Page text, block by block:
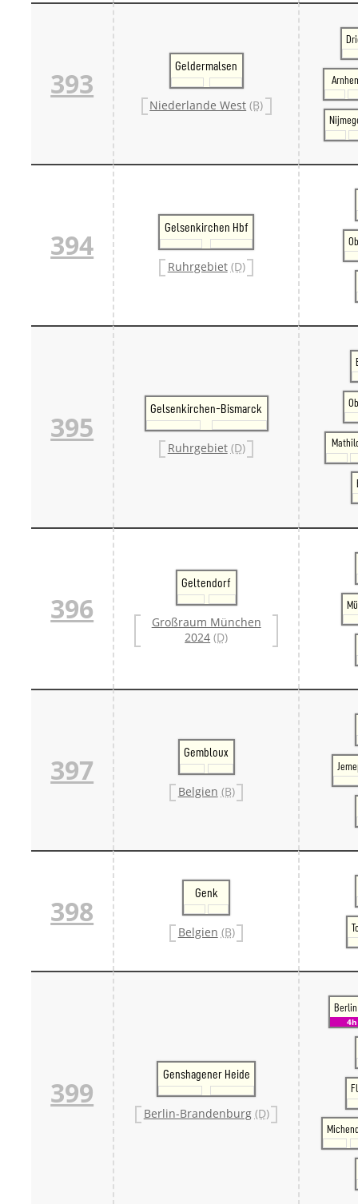
393
Geldermalsen
Niederlande West (B)
394
Gelsenkirchen Hbf
Ruhrgebiet (D)
395
Gelsenkirchen-Bismarck
Ruhrgebiet (D)
396
Geltendorf
Großraum München
2024 (D)
397
Gembloux
Belgien (B)
398
Genk
Belgien (B)
399
Genshagener Heide
Berlin-Brandenburg (D)
Berlin
4h